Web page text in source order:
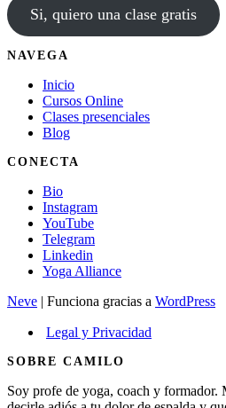
Si, quiero una clase gratis
NAVEGA
Inicio
Cursos Online
Clases presenciales
Blog
CONECTA
Bio
Instagram
YouTube
Telegram
Linkedin
Yoga Alliance
Neve | Funciona gracias a WordPress
Legal y Privacidad
SOBRE CAMILO
Soy profe de yoga, coach y formador.